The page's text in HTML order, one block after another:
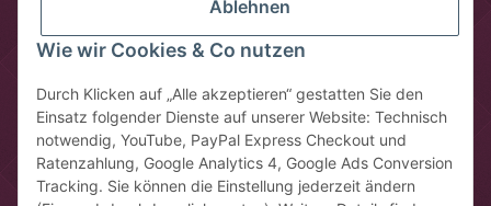
Ablehnen
Wie wir Cookies & Co nutzen
Durch Klicken auf „Alle akzeptieren“ gestatten Sie den
Einsatz folgender Dienste auf unserer Website: Technisch
notwendig, YouTube, PayPal Express Checkout und
Ratenzahlung, Google Analytics 4, Google Ads Conversion
Tracking. Sie können die Einstellung jederzeit ändern
* Alle Preise inkl. gesetzlicher USt., zzgl.Versandkosten
** gilt für Lieferungen innerhalb Deutschlands, Lieferzeiten für
andere Länder entnehmen Sie bitte der Schaltfläche mit den